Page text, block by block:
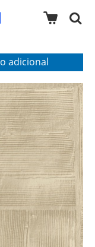
adicional
a 120€